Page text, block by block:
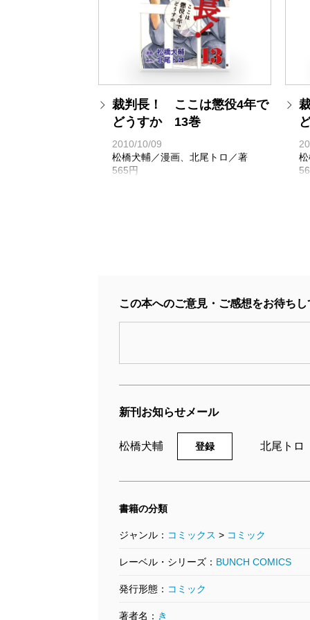
裁判長！ ここは懲役4年で
どうすか 13巻
2010/10/09
松橋犬輔／漫画、北尾トロ／著
565円
どうすか 8巻
松橋犬輔／漫画、北尾トロ／原作
この本へのご意見・ご感想をお待ち
新刊お知らせメール
松橋犬輔 登録 北尾トロ
書籍の分類
ジャンル： コミックス > コミック
レーベル・シリーズ： BUNCH COMICS
発行形態： コミック
著者名： き